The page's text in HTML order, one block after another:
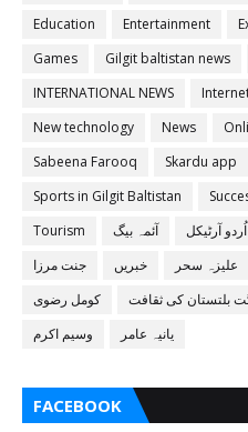
Education
Entertainment
Games
Gilgit baltistan news
INTERNATIONAL NEWS
New technology
News
Sabeena Farooq
Skardu app
Sports in Gilgit Baltistan
Tourism
آئمہ بیگ اُردو آرٹیکل
جنت مرزا
خبریں علیزہ سحر
کومل رضوی
بلتستان کی ثقافت
وسیم اکرم
یانیہ عامر
FACEBOOK